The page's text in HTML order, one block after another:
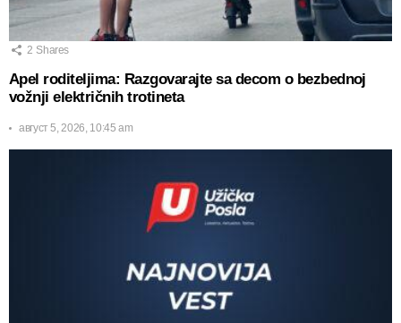
2 Shares
Apel roditeljima: Razgovarajte sa decom o bezbednoj
vožnji električnih trotineta
август 5, 2026, 10:45 am